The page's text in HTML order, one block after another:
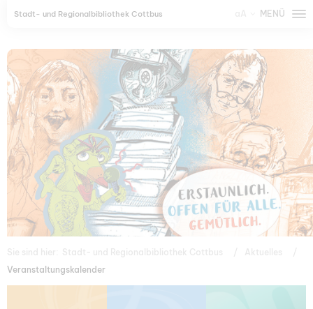
Stadt- und Regionalbibliothek Cottbus MENÜ
Veranstaltungskalender